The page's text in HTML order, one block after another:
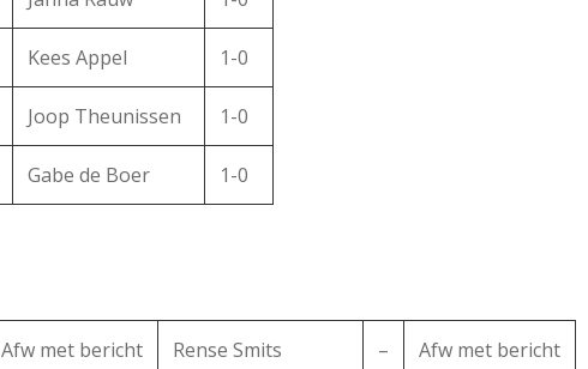
Kees Appel 1-0
Joop Theunissen 1-0
Gabe de Boer 1-0
Afw met bericht Rense Smits – Afw met bericht